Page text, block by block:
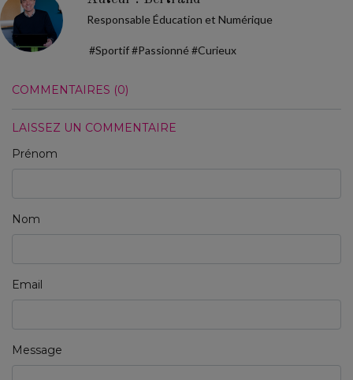
Responsable Éducation et Numérique
#Sportif #Passionné #Curieux
COMMENTAIRES (0)
LAISSEZ UN COMMENTAIRE
Prénom
Nom
Email
Message